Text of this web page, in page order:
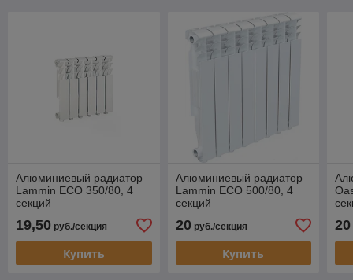
Алюминиевый радиатор
Lammin ECO 350/80, 4
секций
19,50 руб./секция
Купить
Алюминиевый радиатор
Lammin ECO 500/80, 4
секций
20руб./секция
Купить
20